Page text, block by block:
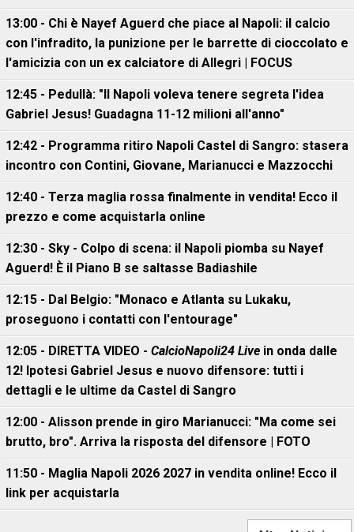
13:00 - Chi è Nayef Aguerd che piace al Napoli: il calcio
con l'infradito, la punizione per le barrette di cioccolato e
l'amicizia con un ex calciatore di Allegri | FOCUS
12:45 - Pedullà: "Il Napoli voleva tenere segreta l'idea
Gabriel Jesus! Guadagna 11-12 milioni all'anno"
12:42 - Programma ritiro Napoli Castel di Sangro: stasera
incontro con Contini, Giovane, Marianucci e Mazzocchi
12:40 - Terza maglia rossa finalmente in vendita! Ecco il
prezzo e come acquistarla online
12:30 - Sky - Colpo di scena: il Napoli piomba su Nayef
Aguerd! È il Piano B se saltasse Badiashile
12:15 - Dal Belgio: "Monaco e Atlanta su Lukaku,
proseguono i contatti con l'entourage"
12:05 - DIRETTA VIDEO - CalcioNapoli24 Live in onda dalle
12! Ipotesi Gabriel Jesus e nuovo difensore: tutti i
dettagli e le ultime da Castel di Sangro
12:00 - Alisson prende in giro Marianucci: "Ma come sei
brutto, bro". Arriva la risposta del difensore | FOTO
11:50 - Maglia Napoli 2026 2027 in vendita online! Ecco il
link per acquistarla